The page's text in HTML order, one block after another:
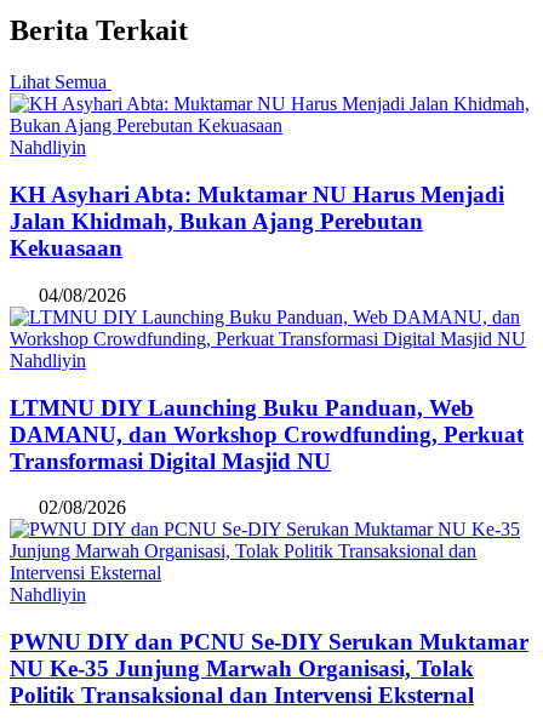
Berita Terkait
Lihat Semua
Nahdliyin
KH Asyhari Abta: Muktamar NU Harus Menjadi
Jalan Khidmah, Bukan Ajang Perebutan
Kekuasaan
04/08/2026
Nahdliyin
LTMNU DIY Launching Buku Panduan, Web
DAMANU, dan Workshop Crowdfunding, Perkuat
Transformasi Digital Masjid NU
02/08/2026
Nahdliyin
PWNU DIY dan PCNU Se-DIY Serukan Muktamar
NU Ke-35 Junjung Marwah Organisasi, Tolak
Politik Transaksional dan Intervensi Eksternal